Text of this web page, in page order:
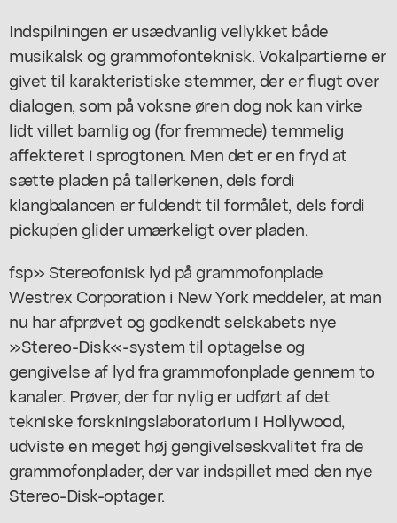
Indspilningen er usædvanlig vellykket både
musikalsk og grammofonteknisk. Vokalpartierne er
givet til karakteristiske stemmer, der er flugt over
dialogen, som på voksne øren dog nok kan virke
lidt villet barnlig og (for fremmede) temmelig
affekteret i sprogtonen. Men det er en fryd at
sætte pladen på tallerkenen, dels fordi
klangbalancen er fuldendt til formålet, dels fordi
pickup'en glider umærkeligt over pladen.
fsp» Stereofonisk lyd på grammofonplade
Westrex Corporation i New York meddeler, at man
nu har afprøvet og godkendt selskabets nye
»Stereo-Disk«-system til optagelse og
gengivelse af lyd fra grammofonplade gennem to
kanaler. Prøver, der for nylig er udført af det
tekniske forskningslaboratorium i Hollywood,
udviste en meget høj gengivelseskvalitet fra de
grammofonplader, der var indspillet med den nye
Stereo-Disk-optager.